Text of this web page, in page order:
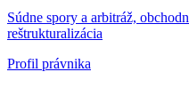
Súdne spory a arbitráž,
reštrukturalizácia
Profil právnika